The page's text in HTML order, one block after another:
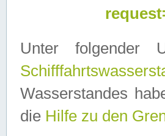
Unter
Wasserstandes
die Hilfe zu den